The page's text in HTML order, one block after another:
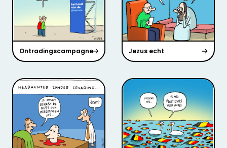
Ontradingscampagne Jezus echt